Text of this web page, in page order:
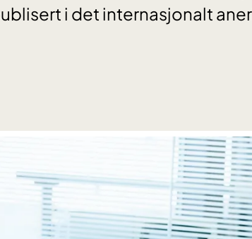
i det internasjonalt